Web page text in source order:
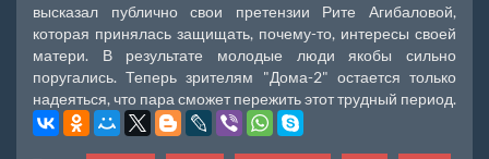
высказал публично свои претензии Рите Агибаловой,
которая принялась защищать, почему-то, интересы своей
матери. В результате молодые люди якобы сильно
поругались. Теперь зрителям "Дома-2" остается только
надеяться, что пара сможет пережить этот трудный период.